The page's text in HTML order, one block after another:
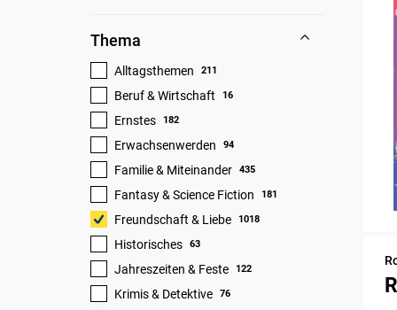
Thema
Alltagsthemen 211
Beruf & Wirtschaft 16
Ernstes 182
Erwachsenwerden 94
Familie & Miteinander 435
Fantasy & Science Fiction 181
Freundschaft & Liebe 1018
Historisches 63
Jahreszeiten & Feste 122
Krimis & Detektive 76